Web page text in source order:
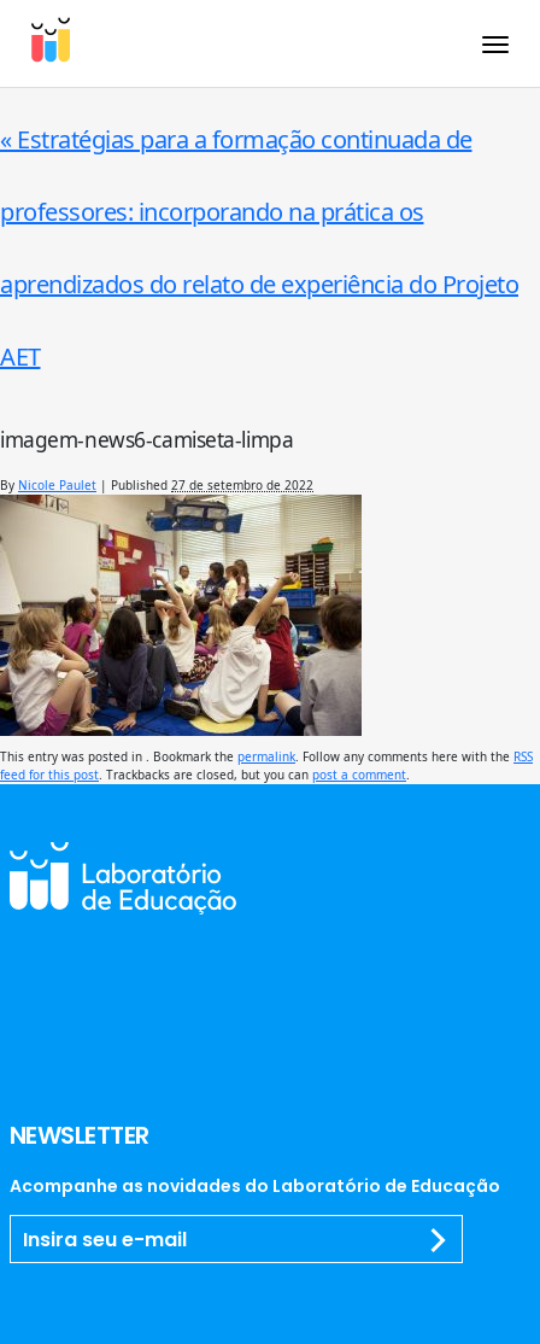
« Estratégias para a formação continuada de
professores: incorporando na prática os
aprendizados do relato de experiência do Projeto
AET
imagem-news6-camiseta-limpa
By Nicole Paulet | Published 27 de setembro de 2022
This entry was posted in . Bookmark the permalink . Follow any comments here with the RSS
feed for this post . Trackbacks are closed, but you can post a comment
NEWSLETTER
Acompanhe as novidades do Laboratório de Educação